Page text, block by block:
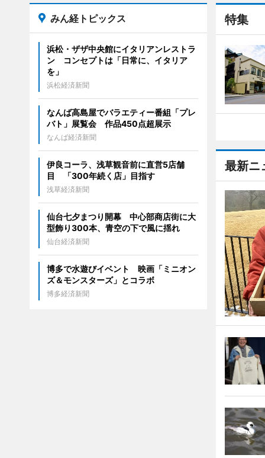
特集
最新ニ
みん経トピックス
浜松・ザザ中央館にイタリアンレストラ
ン コンセプトは「日常に、イタリア
を」
浜松経済新聞
なんば高島屋でバラエティー番組「プレ
バト」展覧会 作品450点超展示
なんば経済新聞
伊良コーラ、浅草観音前に直営5店舗
目 「300年続く店」目指す
浅草経済新聞
仙台七夕まつり開幕 中心部商店街に大
型飾り300本、青空の下で風に揺れ
仙台経済新聞
博多で水遊びイベント 映画「ミニオン
ズ＆モンスターズ」とコラボ
博多経済新聞